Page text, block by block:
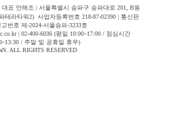
표 안해조 | 서울특별시 송파구 송파대로 201, B동
테라타워2) 사업자등록번호 218-87-02390 | 통신판
번호 제-2024-서울송파-3233호
| 02-400-6036 (평일 10:00~17:00 / 점심시간
/ 주말 및 공휴일 휴무)
ALL RIGHTS RESERVED